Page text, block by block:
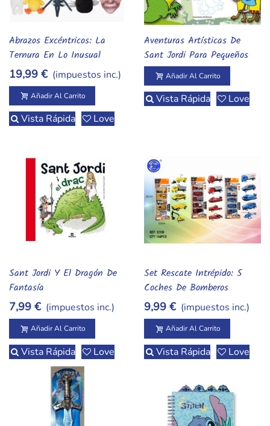
Añadir Al Carrito
Abrazos Excéntricos: La
Ternura En Lo Inusual
19,99 € (impuestos inc.)
Añadir Al Carrito
Vista Rápida Love
Añadir Al Carrito
Aventuras Artísticas De
Sant Jordi Para Pequeños
Exploradores
Añadir Al Carrito
Vista Rápida Love
Añadir Al Carrito
Sant Jordi Y El Dragón De
Fantasía
7,99 € (impuestos inc.)
Añadir Al Carrito
Vista Rápida Love
Añadir Al Carrito
Set Rescate Intrépido: 5
Coches De Bomberos
Metálicos Para Héroes En
Acción
9,99 € (impuestos inc.)
Añadir Al Carrito
Vista Rápida Love